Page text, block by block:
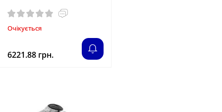
Очікується
6221.88 грн.